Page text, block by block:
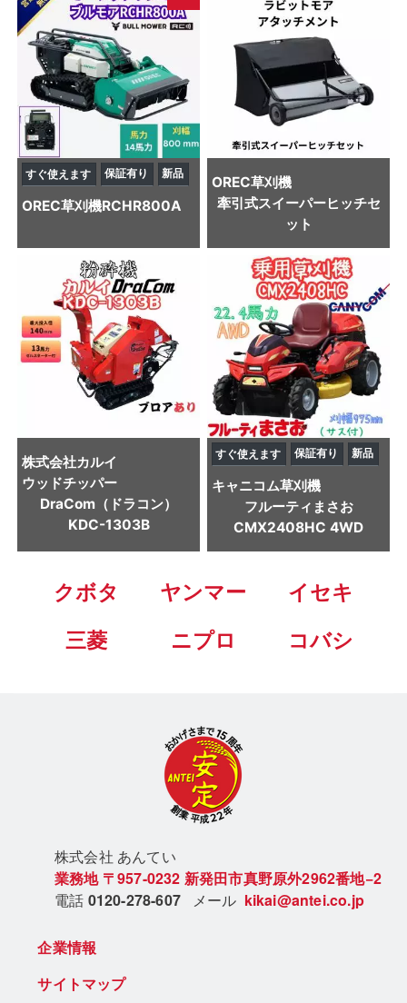
すぐ使えます 保証有り 新品
OREC草刈機RCHR800A
OREC草刈機
牽引式スイーパーヒッチセ
ット
株式会社カルイ
ウッドチッパー
DraCom（ドラコン）
KDC-1303B
すぐ使えます 保証有り 新品
キャニコム草刈機
フルーティまさお
CMX2408HC 4WD
クボタ ヤンマー
イセキ
三菱
ニプロ コバシ
株式会社 あんてい
業務地 〒957-0232 新発田市真野原外2962番地−2
電話 0120-278-607 メール kikai@antei.co.jp
企業情報
サイトマップ